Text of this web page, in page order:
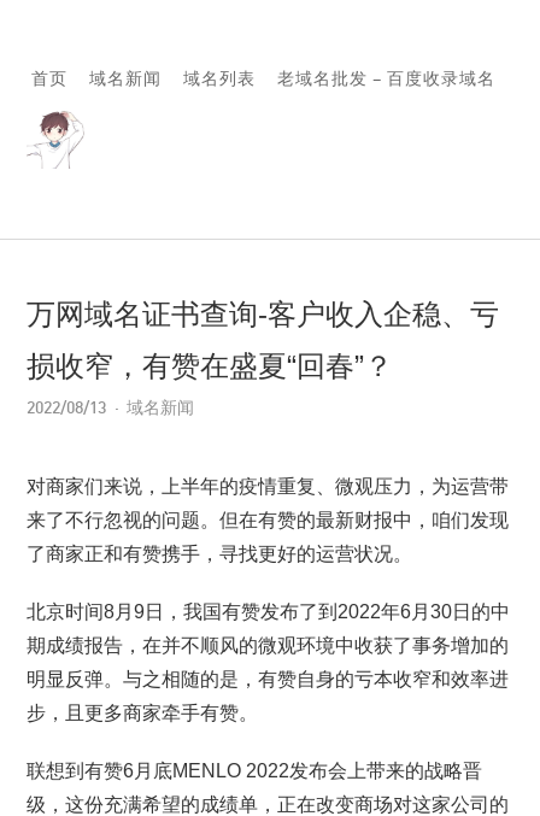
首页 域名新闻 域名列表 老域名批发 – 百度收录域名
万网域名证书查询-客户收入企稳、亏
损收窄，有赞在盛夏“回春”？
2022/08/13 域名新闻
对商家们来说，上半年的疫情重复、微观压力，为运营带
来了不行忽视的问题。但在有赞的最新财报中，咱们发现
了商家正和有赞携手，寻找更好的运营状况。
北京时间8月9日，我国有赞发布了到2022年6月30日的中
期成绩报告，在并不顺风的微观环境中收获了事务增加的
明显反弹。与之相随的是，有赞自身的亏本收窄和效率进
步，且更多商家牵手有赞。
联想到有赞6月底MENLO 2022发布会上带来的战略晋
级，这份充满希望的成绩单，正在改变商场对这家公司的